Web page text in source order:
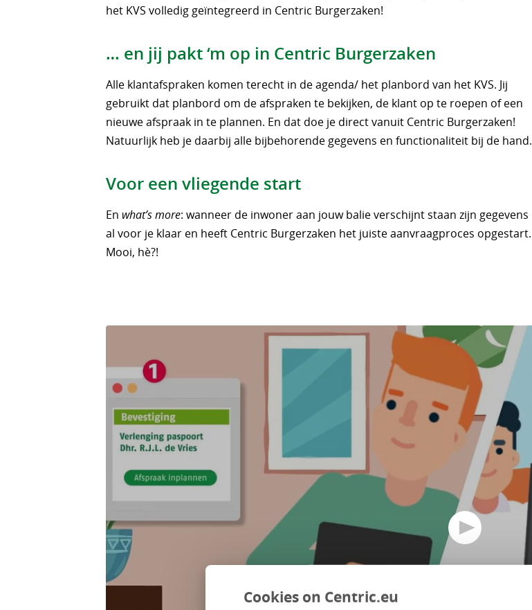
Cookies on Centric.eu
het KVS volledig geïntegreerd in Centric Burgerzaken!
… en jij pakt ‘m op in Centric Burgerzaken
Alle klantafspraken komen terecht in de agenda/ het planbord van het KVS. Jij
gebruikt dat planbord om de afspraken te bekijken, de klant op te roepen of een
nieuwe afspraak in te plannen. En dat doe je direct vanuit Centric Burgerzaken!
Natuurlijk heb je daarbij alle bijbehorende gegevens en functionaliteit bij de hand.
Voor een vliegende start
En what’s more: wanneer de inwoner aan jouw balie verschijnt staan zijn gegevens
al voor je klaar en heeft Centric Burgerzaken het juiste aanvraagproces opgestart.
Mooi, hè?!